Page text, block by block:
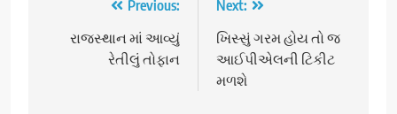
navigation
Previous:
રાજસ્થાન માં આવ્યું
રેતીલું તોફાન
Next:
ખિસ્સું ગરમ હોય તો જ
આઈપીએલની ટિકીટ
મળશે